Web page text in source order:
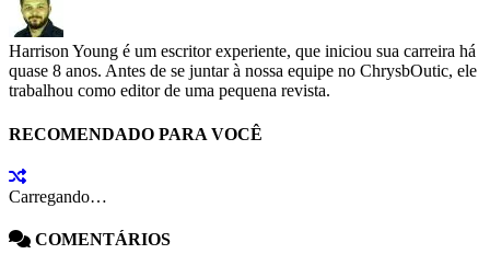
Harrison Young é um escritor experiente, que iniciou sua carreira há
quase 8 anos. Antes de se juntar à nossa equipe no ChrysbOutic, ele
trabalhou como editor de uma pequena revista.
RECOMENDADO PARA VOCÊ
Carregando…
COMENTÁRIOS